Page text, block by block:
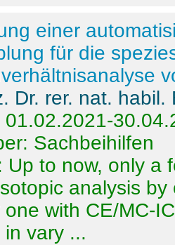
einer
für die
Dr. rer. nat.
01.02.2021-
Sachbeihilfen
Up to now, only a
analysis
with CE/MC-
vary ...